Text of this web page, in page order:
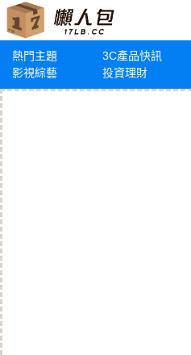
熱門主題 3C產品快訊
影視綜藝
投資理財